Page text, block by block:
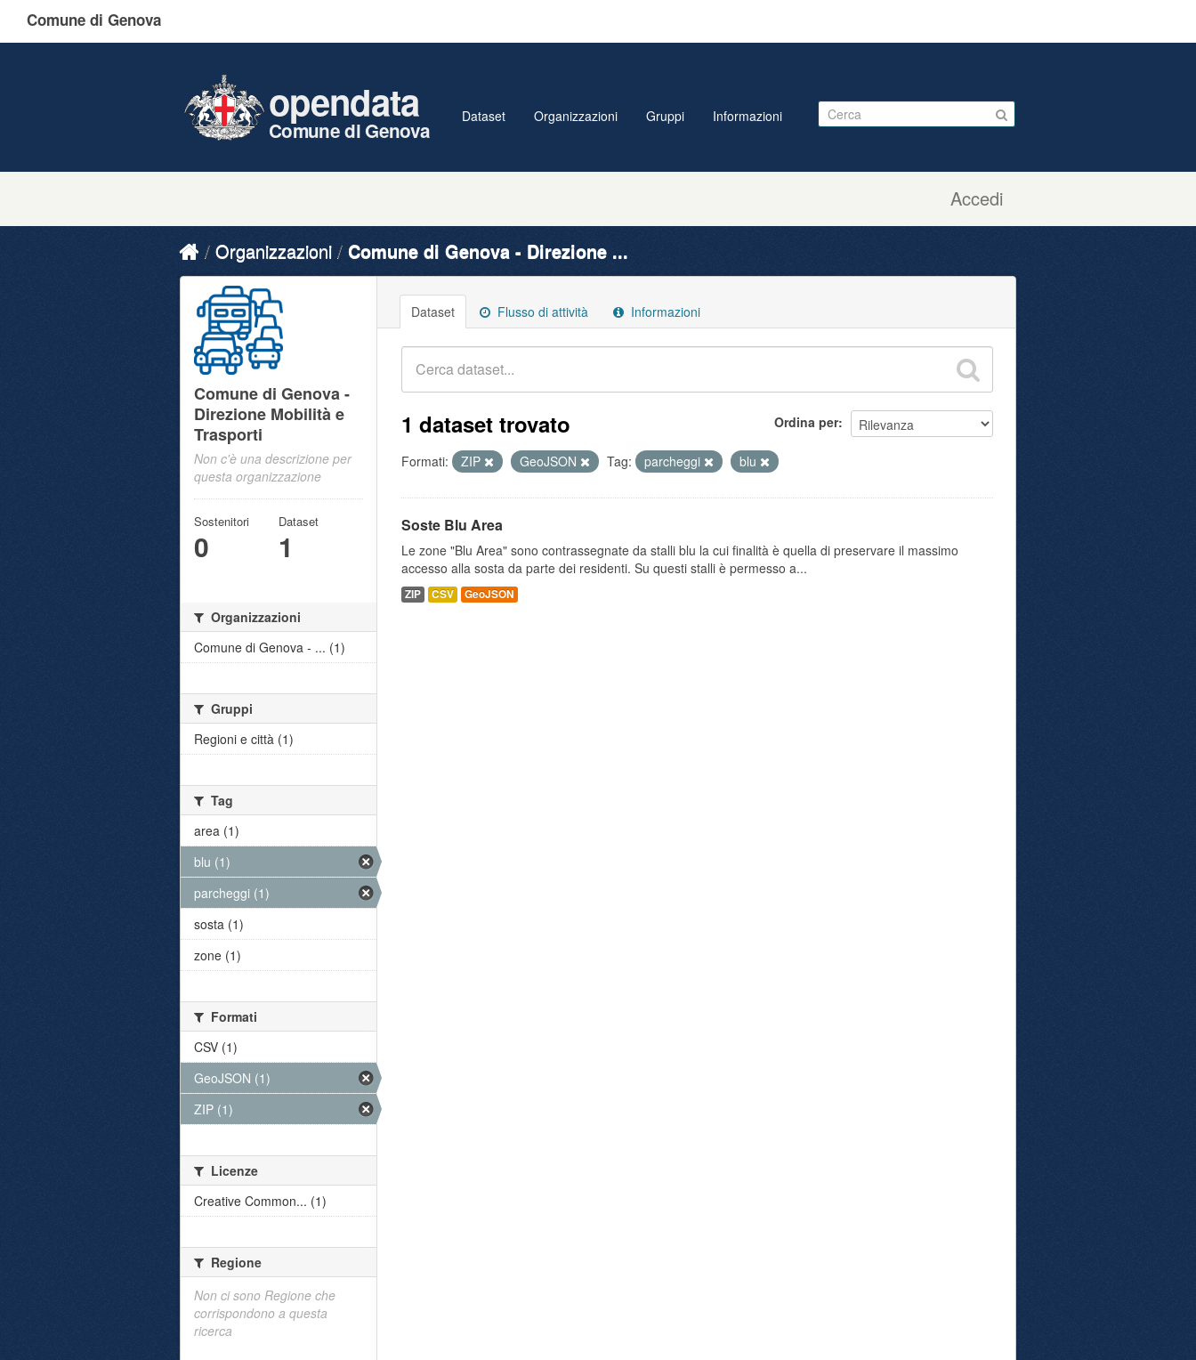
Comune di Genova
Accedi
opendata
Comune di Genova
Dataset Organizzazioni Gruppi Informazioni
Organizzazioni Comune di Genova - Direzione ...
Dataset Flusso di attività Informazioni
Ordina per
1 dataset trovato
Formati: ZIP GeoJSON Tag: parcheggi blu
Soste Blu Area
Le zone "Blu Area" sono contrassegnate da stalli blu la cui finalità è quella di preservare il massimo
accesso alla sosta da parte dei residenti. Su questi stalli è permesso a...
ZIP CSV GeoJSON
Comune di Genova -
Direzione Mobilità e
Trasporti
Non c'è una descrizione per
questa organizzazione
Sostenitori
0
Dataset
1
Organizzazioni
Comune di Genova - ... (1)
Gruppi
Regioni e città (1)
Tag
area (1)
blu (1)
parcheggi (1)
sosta (1)
zone (1)
Formati
CSV (1)
GeoJSON (1)
ZIP (1)
Licenze
Creative Common... (1)
Regione
Non ci sono Regione che
corrispondono a questa
ricerca